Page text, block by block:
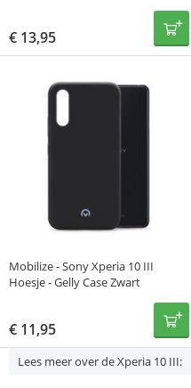
€ 13,95
Mobilize - Sony Xperia 10 III
Hoesje - Gelly Case Zwart
€ 11,95
Lees meer over de Xperia 10 III: